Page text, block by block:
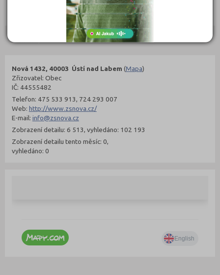
299 Kč
Objednat
Kontakty
Nová 1432, 40003 Ústí nad Labem (Mapa)
Zřizovatel: Obec
IČ: 44555482
Telefon: 475 533 913, 724 293 007
Web: http://www.zsnova.cz/
E-mail: info@zsnova.cz
Zobrazení detailu: 6 513, vyhledáno: 102 193
Zobrazení detailu tento měsíc: 0,
vyhledáno: 0